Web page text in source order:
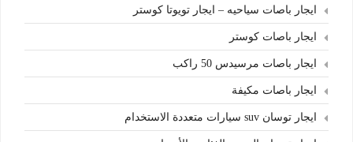
ايجار باصات سياحيه – ايجار تويوتا كوستر
ايجار باصات كوستر
ايجار باصات مرسيدس 50 راكب
ايجار باصات مكيفة
ايجار توسان suv سيارات متعددة الاستخدام